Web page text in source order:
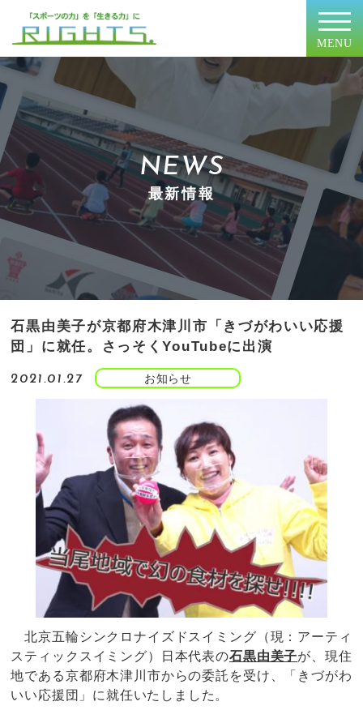
MENU
NEWS
最新情報
石黒由美子が京都府木津川市「きづがわいい応援
団」に就任。さっそくYouTubeに出演
2021.01.27 お知らせ
北京五輪シンクロナイズドスイミング（現：アーティ
スティックスイミング）日本代表の石黒由美子が、現住
地である京都府木津川市からの委託を受け、「きづがわ
いい応援団」に就任いたしました。